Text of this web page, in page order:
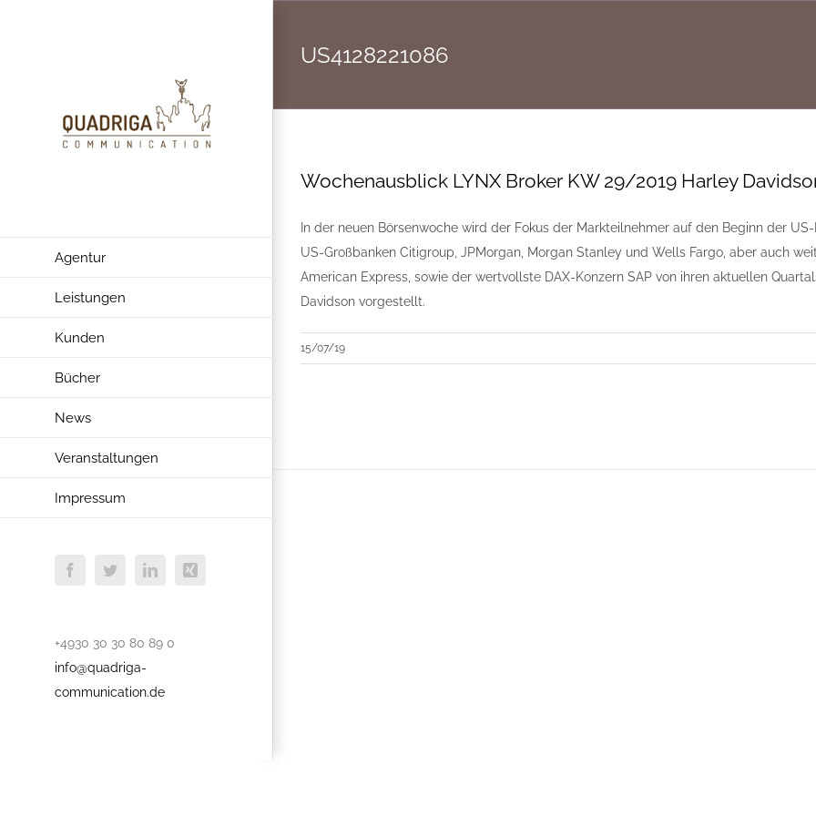
Agentur
Leistungen
Kunden
Bücher
News
Veranstaltungen
Impressum
FacebookTwitterLinkedInXing
+4930 30 30 80 89 0
info@quadriga-
communication.de
US4128221086
Wochenausblick LYNX Broker KW 29/2019 Harley
In der neuen Börsenwoche wird der Fokus der Markteilnehmer auf den Beginn der
US-Großbanken Citigroup, JPMorgan, Morgan Stanley und Wells Fargo, aber auch
American Express, sowie der wertvollste DAX-Konzern SAP von ihren aktuellen
Davidson vorgestellt.
15/07/19